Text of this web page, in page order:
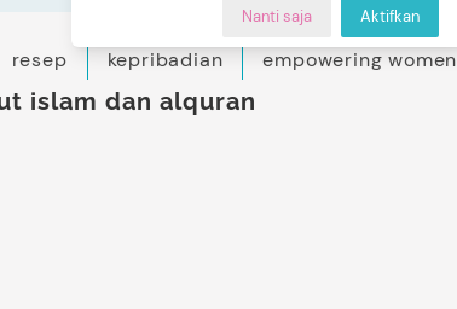
Nanti saja Aktifkan
resep kepribadian empowering women
islam dan alquran